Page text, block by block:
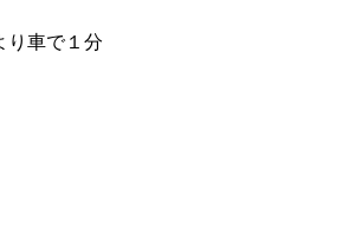
り車で１分